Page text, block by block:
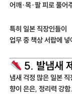
어깨·목·팔 피로 풀어
특히 일본 직장인들이
업무 중 책상 서랍에
5. 발냄새
냄새 걱정 많은 일본
향이 은은, 정리력 강함.